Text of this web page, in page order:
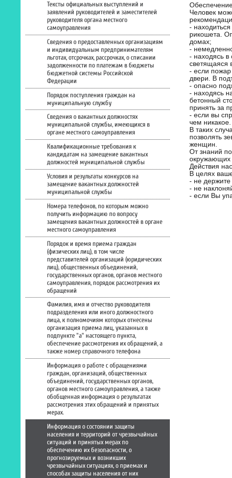
Тексты официальных выступлений и
заявлений руководителей и заместителей
руководителя органа местного
самоуправления
Сведения о предоставленных организациям
и индивидуальным предпринимателям
льготах, отсрочках, рассрочках, о списании
задолженности по платежам в бюджеты
бюджетной системы Российской
Федерации
Порядок поступления граждан на
муниципальную службу
Сведения о вакантных должностях
муниципальной службы, имеющихся в
органе местного самоуправления
Квалификационные требования к
кандидатам на замещение вакантных
должностей муниципальной службы
Условия и результаты конкурсов на
замещение вакантных должностей
муниципальной службы
Номера телефонов, по которым можно
получить информацию по вопросу
замещения вакантных должностей в органе
местного самоуправления
Порядок и время приема граждан
(физических лиц), в том числе
представителей организаций (юридических
лиц), общественных объединений,
государственных органов, органов местного
самоуправления, порядок рассмотрения их
обращений
Фамилия, имя и отчество руководителя
подразделения или иного должностного
лица, к полномочиям которых отнесены
организация приема лиц, указанных в
подпункте "а" настоящего пункта,
обеспечение рассмотрения их обращений, а
также номер справочного телефона
Информация о работе с обращениями
граждан, организаций, общественных
объединений, государственных органов,
органов местного самоуправления, а также
обобщенная информация о результатах
рассмотрения этих обращений и принятых
мерах.
Информация о состоянии защиты
населения и территорий от чрезвычайных
ситуаций и принятых мерах по
обеспечению их безопасности, о
прогнозируемых и возникших
чрезвычайных ситуациях, о приемах и
способах защиты населения от них
Человек
-
рикошета.
домах;
-
- находясь в
светящаяся
- если пожар
двери. В
- опасно
- находясь
бетонный
принять за
- если вы
чем никакое.
В таких
позволять
женщин.
От знаний
окружающих
Действия
В целях
- не держите
- не
- если Вы